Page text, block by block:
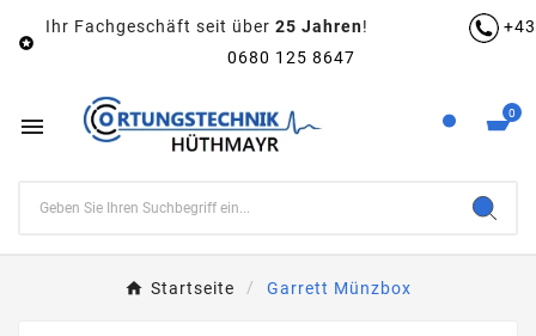

Ihr Fachgeschäft seit über 25 Jahren!
+43
0680 125 8647
 0
Startseite Garrett Münzbox